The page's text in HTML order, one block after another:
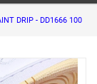
DRIP - DD1666 100